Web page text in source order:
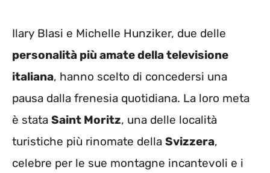
Ilary Blasi e Michelle Hunziker, due delle
personalità più amate della televisione
italiana, hanno scelto di concedersi una
pausa dalla frenesia quotidiana. La loro meta
è stata Saint Moritz, una delle località
turistiche più rinomate della Svizzera,
celebre per le sue montagne incantevoli e i